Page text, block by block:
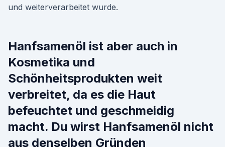
und weiterverarbeitet wurde.
Hanfsamenöl ist aber auch in
Kosmetika und
Schönheitsprodukten weit
verbreitet, da es die Haut
befeuchtet und geschmeidig
macht. Du wirst Hanfsamenöl nicht
aus denselben Gründen